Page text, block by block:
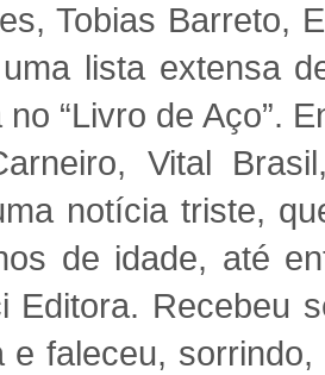
Tobias Barreto,
lista extensa
no “Livro de Aço”.
Vital
notícia triste,
de idade, até
Editora. Recebeu
e faleceu,